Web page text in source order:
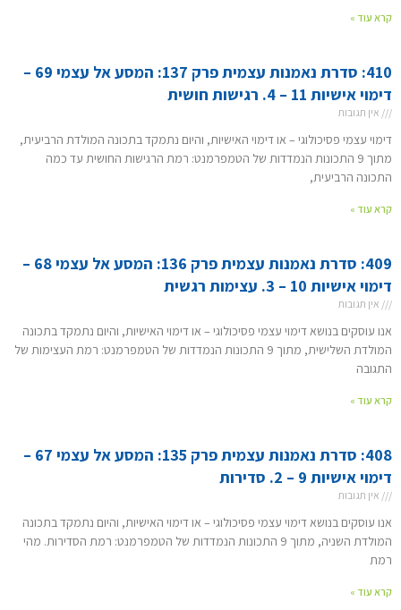
קרא עוד »
410: סדרת נאמנות עצמית פרק 137: המסע אל עצמי 69 –
דימוי אישיות 11 – 4. רגישות חושית
אין תגובות
דימוי עצמי פסיכולוגי – או דימוי האישיות, והיום נתמקד בתכונה המולדת הרביעית,
מתוך 9 התכונות הנמדדות של הטמפרמנט: רמת הרגישות החושית עד כמה
התכונה הרביעית,
קרא עוד »
409: סדרת נאמנות עצמית פרק 136: המסע אל עצמי 68 –
דימוי אישיות 10 – 3. עצימות רגשית
אין תגובות
אנו עוסקים בנושא דימוי עצמי פסיכולוגי – או דימוי האישיות, והיום נתמקד בתכונה
המולדת השלישית, מתוך 9 התכונות הנמדדות של הטמפרמנט: רמת העצימות של
התגובה
קרא עוד »
408: סדרת נאמנות עצמית פרק 135: המסע אל עצמי 67 –
דימוי אישיות 9 – 2. סדירות
אין תגובות
אנו עוסקים בנושא דימוי עצמי פסיכולוגי – או דימוי האישיות, והיום נתמקד בתכונה
המולדת השניה, מתוך 9 התכונות הנמדדות של הטמפרמנט: רמת הסדירות. מהי
רמת
קרא עוד »